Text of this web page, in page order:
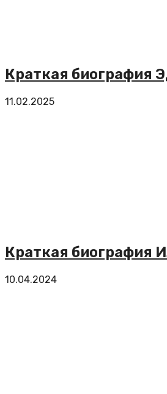
Краткая биография
11.02.2025
Краткая биография
10.04.2024